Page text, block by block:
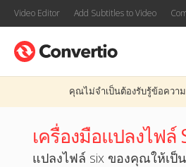
Video Editor Add Subtitles to Video
คุณไม่จำเป็นต้องรับรู้ข้อควา
เครื่องมือแปลงไฟล์
แปลงไฟล์ six ของคุณให้เป็